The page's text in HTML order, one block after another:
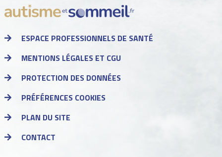
ESPACE PROFESSIONNELS DE SANTÉ
MENTIONS LÉGALES ET CGU
PROTECTION DES DONNÉES
PRÉFÉRENCES COOKIES
PLAN DU SITE
CONTACT